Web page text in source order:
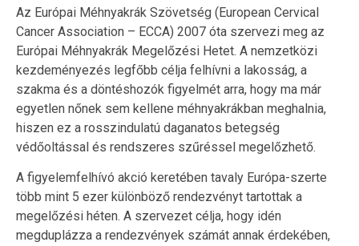
Az Európai Méhnyakrák Szövetség (European Cervical
Cancer Association – ECCA) 2007 óta szervezi meg az
Európai Méhnyakrák Megelőzési Hetet. A nemzetközi
kezdeményezés legfőbb célja felhívni a lakosság, a
szakma és a döntéshozók figyelmét arra, hogy ma már
egyetlen nőnek sem kellene méhnyakrákban meghalnia,
hiszen ez a rosszindulatú daganatos betegség
védőoltással és rendszeres szűréssel megelőzhető.
A figyelemfelhívó akció keretében tavaly Európa-szerte
több mint 5 ezer különböző rendezvényt tartottak a
megelőzési héten. A szervezet célja, hogy idén
megduplázza a rendezvények számát annak érdekében,